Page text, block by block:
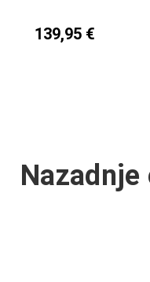
139,95 €
Nazadnje